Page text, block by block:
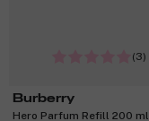
(3)
Burberry
Hero Parfum Refill 200 ml